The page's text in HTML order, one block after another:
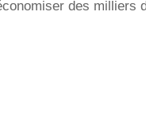
des milliers